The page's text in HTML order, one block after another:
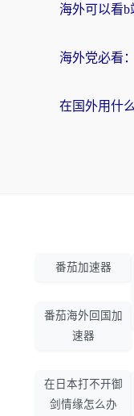
番茄加速器
番茄海外回国加
速器
在日本打不开御
剑情缘怎么办